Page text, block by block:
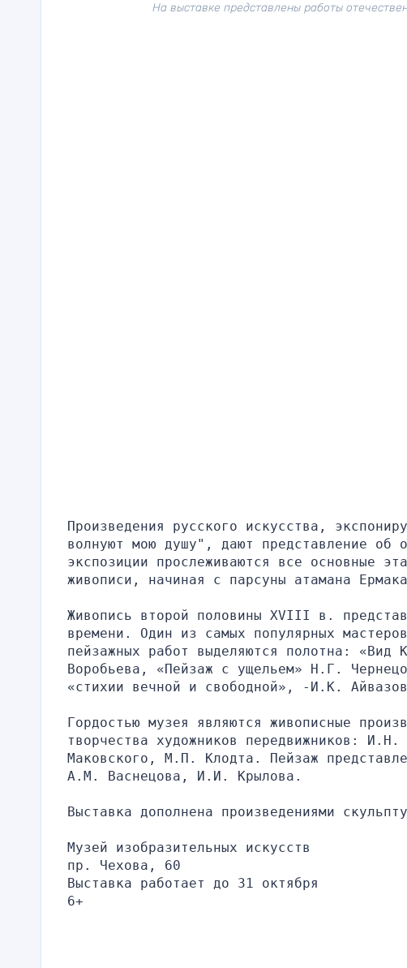
На выставке представлены работы
Произведения русского искусства,
волнуют мою душу", дают представление
экспозиции прослеживаются все основные
живописи, начиная с парсуны атамана
Живопись второй половины XVIII в.
времени. Один из самых популярных
пейзажных работ выделяются полотна:
Воробьева, «Пейзаж с ущельем» Н.Г.
«стихии вечной и свободной», -И.К.
Гордостью музея являются живописные
творчества художников передвижников:
Маковского, М.П. Клодта. Пейзаж
А.М. Васнецова, И.И. Крылова.
Выставка дополнена произведениями
Музей изобразительных искусств
пр. Чехова, 60
Выставка работает до 31 октября
6+